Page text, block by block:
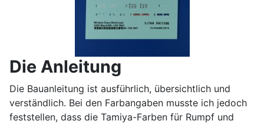
Die Anleitung
Die Bauanleitung ist ausführlich, übersichtlich und
verständlich. Bei den Farbangaben musste ich jedoch
feststellen, dass die Tamiya-Farben für Rumpf und